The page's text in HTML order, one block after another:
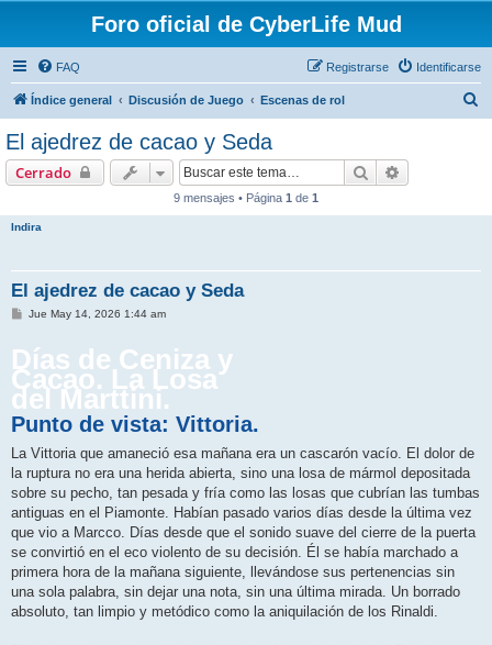
Foro oficial de CyberLife Mud
FAQ Identificarse
Registrarse
Índice general Discusión de Juego Escenas de rol
El ajedrez de cacao y Seda
Cerrado Buscar
9 mensajes • Página 1 de 1
Indira
El ajedrez de cacao y Seda
M
s
a
e
Jue May 14, 2026 1:44 am
Días de Ceniza y
Cacao. La Losa
del Marttini.
Punto de vista: Vittoria.
La Vittoria que amaneció esa mañana era un cascarón vacío. El dolor de
la ruptura no era una herida abierta, sino una losa de mármol depositada
sobre su pecho, tan pesada y fría como las losas que cubrían las tumbas
antiguas en el Piamonte. Habían pasado varios días desde la última vez
que vio a Marcco. Días desde que el sonido suave del cierre de la puerta
se convirtió en el eco violento de su decisión. Él se había marchado a
primera hora de la mañana siguiente, llevándose sus pertenencias sin
una sola palabra, sin dejar una nota, sin una última mirada. Un borrado
absoluto, tan limpio y metódico como la aniquilación de los Rinaldi.